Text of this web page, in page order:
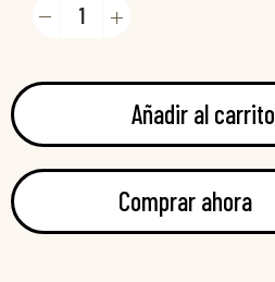
Añadir al carrito
Comprar ahora